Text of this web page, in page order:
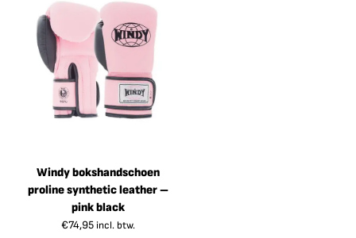
Windy bokshandschoen
proline synthetic leather –
pink black
€74,95 incl. btw.